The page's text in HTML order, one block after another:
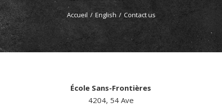
Accueil / English / Contact us
École Sans-Frontières
4204, 54 Ave